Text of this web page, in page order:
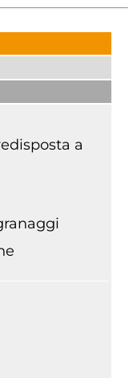
a